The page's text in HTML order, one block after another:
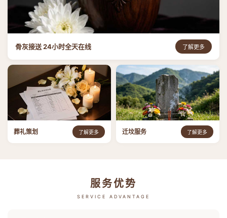
骨灰接送 24小时全天在线 了解更多
葬礼策划 了解更多 迁坟服务 了解更多
服务优势
SERVICE ADVANTAGE